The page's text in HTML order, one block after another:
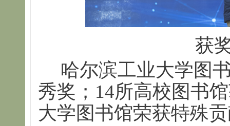
获
哈尔滨工业大学图
秀奖；14所高校图书
大学图书馆荣获特殊